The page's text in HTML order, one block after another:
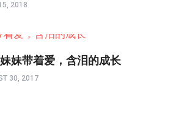
2018
妹带着爱，含泪的成长
30, 2017